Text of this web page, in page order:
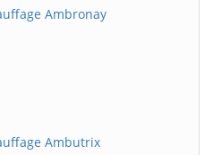
Ambronay
Ambutrix